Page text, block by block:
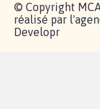
© Copyright
réalisé par
Developr